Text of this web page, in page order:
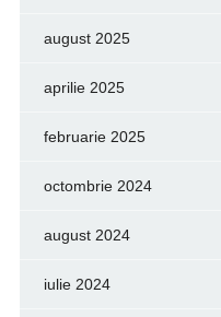
august 2025
aprilie 2025
februarie 2025
octombrie 2024
august 2024
iulie 2024